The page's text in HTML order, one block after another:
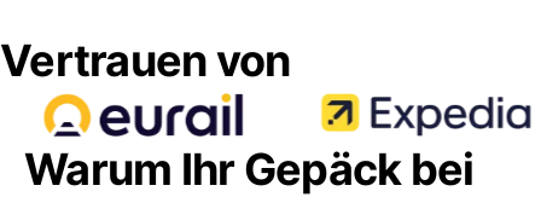
Vertrauen von
Warum Ihr Gepäck bei